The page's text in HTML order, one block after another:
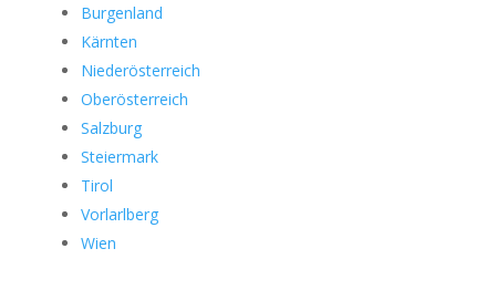
Burgenland
Kärnten
Niederösterreich
Oberösterreich
Salzburg
Steiermark
Tirol
Vorlarlberg
Wien